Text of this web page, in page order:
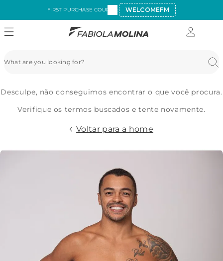
FIRST PURCHASE COUPON: WELCOMEFM
Desculpe, não conseguimos encontrar o que você procura.
Verifique os termos buscados e tente novamente.
Voltar para a home